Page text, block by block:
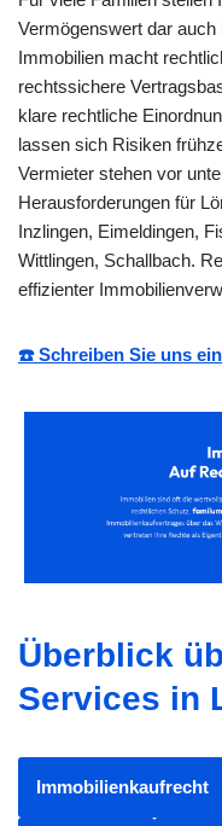
Vermögenswert dar
Immobilien macht
rechtssichere
klare rechtliche
lassen sich Risiken
Vermieter stehen vor
Herausforderungen für
Inzlingen, Eimeldingen,
Wittlingen, Schallbach.
effizienter
☎️ Schreiben Sie uns
Überblick
Services in
Immobilienkaufrecht